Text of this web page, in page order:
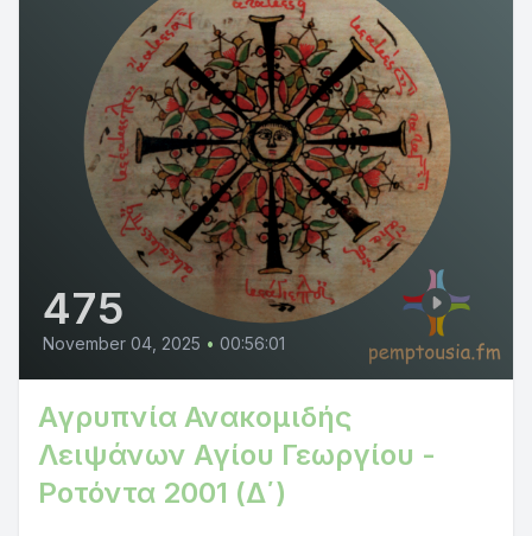
475
November 04, 2025 • 00:56:01
Αγρυπνία Ανακομιδής
Λειψάνων Αγίου Γεωργίου -
Ροτόντα 2001 (Δ΄)